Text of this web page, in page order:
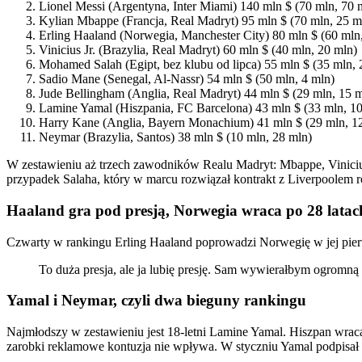
Lionel Messi (Argentyna, Inter Miami) 140 mln $ (70 mln, 70
Kylian Mbappe (Francja, Real Madryt) 95 mln $ (70 mln, 25
Erling Haaland (Norwegia, Manchester City) 80 mln $ (60
Vinicius Jr. (Brazylia, Real Madryt) 60 mln $ (40 mln, 20 mln)
Mohamed Salah (Egipt, bez klubu od lipca) 55 mln $ (35 mln,
Sadio Mane (Senegal, Al-Nassr) 54 mln $ (50 mln, 4 mln)
Jude Bellingham (Anglia, Real Madryt) 44 mln $ (29 mln, 15
Lamine Yamal (Hiszpania, FC Barcelona) 43 mln $ (33 mln,
Harry Kane (Anglia, Bayern Monachium) 41 mln $ (29 mln,
Neymar (Brazylia, Santos) 38 mln $ (10 mln, 28 mln)
W zestawieniu aż trzech zawodników Realu Madryt: Mbappe,
przypadek Salaha, który w marcu rozwiązał kontrakt z
Haaland gra pod presją, Norwegia wraca po 28
Czwarty w rankingu Erling Haaland poprowadzi Norwegię w jej
To duża presja, ale ja lubię presję. Sam wywierałbym
Yamal i Neymar, czyli dwa bieguny rankingu
Najmłodszy w zestawieniu jest 18-letni Lamine Yamal. Hiszpan
zarobki reklamowe kontuzja nie wpływa. W styczniu Yamal